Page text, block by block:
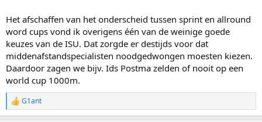
vervolgens ook nog eens halve finales Mass-Start.
Programma's met 6 onderdelen op één dag zijn de regel geworden.
In de Japanse selectie staat Miho Takagi op de 500, 1000, 1500, 3000,
5000 en TP. Denken we nou echt dat zij 5x per weekend in actie gaat
komen?
Door het programma enigszins te beperken kan zij eigenlijk
gewoon (bijna) alles rijden wat op het programma staat. Daardoor
hoeft ze niet ergens een 1000 meter af te zeggen en kan ze dus ook
voor het wereldbekerklassement op die afstand gaan. Krijgt die prijs
Het afschaffen van het onderscheid tussen sprint en allround
word cups vond ik overigens één van de weinige goede
keuzes van de ISU. Dat zorgde er destijds voor dat
middenafstandspecialisten noodgedwongen moesten kiezen.
Daardoor zagen we bijv. Ids Postma zelden of nooit op een
world cup 1000m.
R
e
G1ant